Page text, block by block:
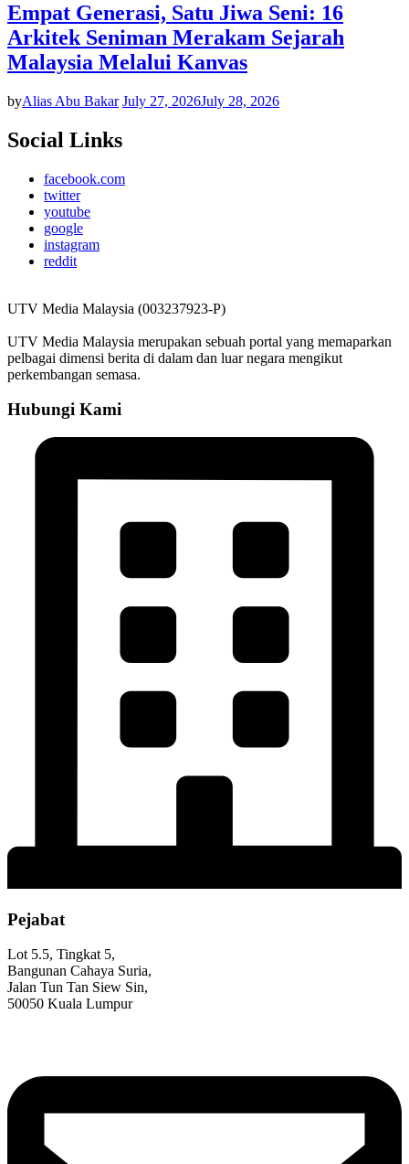
Empat Generasi, Satu Jiwa Seni: 16
Arkitek Seniman Merakam Sejarah
Malaysia Melalui Kanvas
byAlias Abu Bakar July 27, 2026July 28, 2026
Social Links
facebook.com
twitter
youtube
google
instagram
reddit
UTV Media Malaysia (003237923-P)
UTV Media Malaysia merupakan sebuah portal yang memaparkan
pelbagai dimensi berita di dalam dan luar negara mengikut
perkembangan semasa.
Hubungi Kami
Pejabat
Lot 5.5, Tingkat 5,
Bangunan Cahaya Suria,
Jalan Tun Tan Siew Sin,
50050 Kuala Lumpur